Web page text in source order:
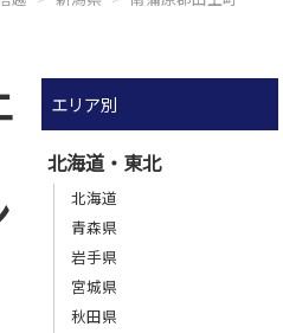
エリア別
北海道・東北
北海道
青森県
岩手県
宮城県
秋田県